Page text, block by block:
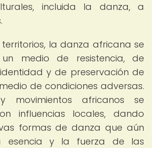
incluida la danza, a
territorios, la danza africana se
medio de resistencia, de
y de preservación de
de condiciones adversas.
movimientos africanos se
influencias locales, dando
formas de danza que aún
esencia y la fuerza de las